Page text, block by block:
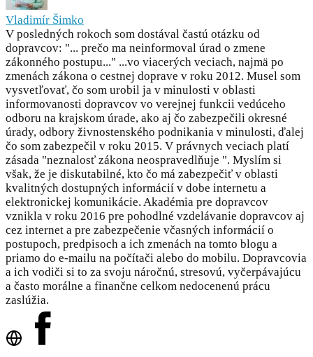
Vladimír Šimko
V posledných rokoch som dostával častú otázku od
dopravcov: "... prečo ma neinformoval úrad o zmene
zákonného postupu..." ...vo viacerých veciach, najmä po
zmenách zákona o cestnej doprave v roku 2012. Musel som
vysvetľovať, čo som urobil ja v minulosti v oblasti
informovanosti dopravcov vo verejnej funkcii vedúceho
odboru na krajskom úrade, ako aj čo zabezpečili okresné
úrady, odbory živnostenského podnikania v minulosti, ďalej
čo som zabezpečil v roku 2015. V právnych veciach platí
zásada "neznalosť zákona neospravedlňuje ". Myslím si
však, že je diskutabilné, kto čo má zabezpečiť v oblasti
kvalitných dostupných informácií v dobe internetu a
elektronickej komunikácie. Akadémia pre dopravcov
vznikla v roku 2016 pre pohodlné vzdelávanie dopravcov aj
cez internet a pre zabezpečenie včasných informácií o
postupoch, predpisoch a ich zmenách na tomto blogu a
priamo do e-mailu na počítači alebo do mobilu. Dopravcovia
a ich vodiči si to za svoju náročnú, stresovú, vyčerpávajúcu
a často morálne a finančne celkom nedocenenú prácu
zaslúžia.